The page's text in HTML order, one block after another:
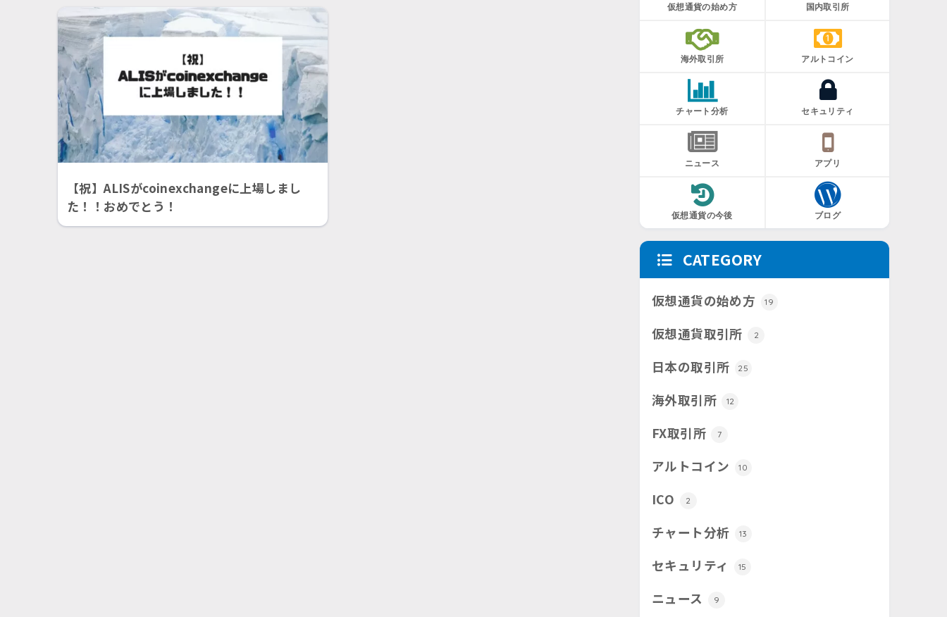
【祝】ALISがcoinexchangeに上場しまし
た！！おめでとう！
仮想通貨の始め方 国内取引所
海外取引所 アルトコイン
チャート分析 セキュリティ
ニュース アプリ
仮想通貨の今後 ブログ
CATEGORY
仮想通貨の始め方 19
仮想通貨取引所 2
日本の取引所 25
海外取引所 12
FX取引所 7
アルトコイン 10
ICO 2
チャート分析 13
セキュリティ 15
ニュース 9